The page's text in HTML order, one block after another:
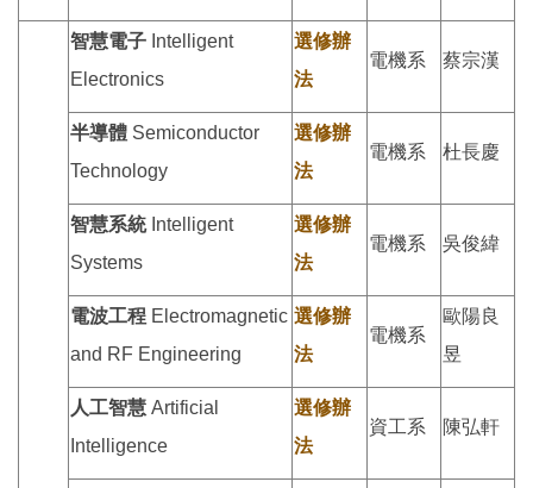
智慧電子 Intelligent
Electronics
選修辦
法
電機系 蔡宗漢
半導體 Semiconductor
Technology
選修辦
法
電機系 杜長慶
智慧系統Intelligent
Systems
選修辦
法
電機系 吳俊緯
電波工程 Electromagnetic
and RF Engineering
選修辦
法
電機系
歐陽良
昱
人工智慧 Artificial
Intelligence
選修辦
法
資工系 陳弘軒